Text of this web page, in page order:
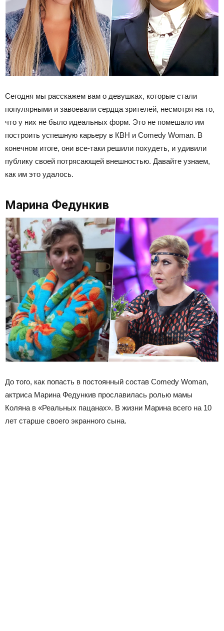
Сегодня мы расскажем вам о девушках, которые стали
популярными и завоевали сердца зрителей, несмотря на то,
что у них не было идеальных форм. Это не помешало им
построить успешную карьеру в КВН и Comedy Woman. В
конечном итоге, они все-таки решили похудеть, и удивили
публику своей потрясающей внешностью. Давайте узнаем,
как им это удалось.
Марина Федункив
До того, как попасть в постоянный состав Comedy Woman,
актриса Марина Федункив прославилась ролью мамы
Коляна в «Реальных пацанах». В жизни Марина всего на 10
лет старше своего экранного сына.